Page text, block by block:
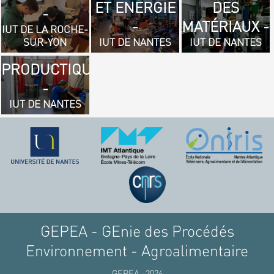
-
IUT DE LA ROCHE-
SUR-YON
ET ENERGIE
-
IUT DE NANTES
DES
MATÉRIAUX -
IUT DE NANTES
- GÉNIE
MÉCANIQUE
ET
PRODUCTIQUE
-
IUT DE NANTES
GEPEA - GEnie des Procédés
Environnement - Agroalimentaire